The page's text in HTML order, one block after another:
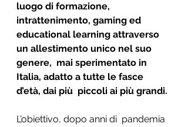
luogo di formazione,
intrattenimento, gaming ed
educational learning attraverso
un allestimento unico nel suo
genere,  mai sperimentato in
Italia, adatto a tutte le fasce
d’età, dai più  piccoli ai più grandi.
L’obiettivo, dopo anni di  pandemia